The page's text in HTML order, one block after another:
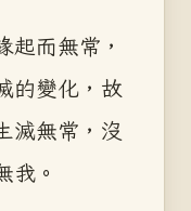
起而無常，
的變化，故
滅無常，沒
我。